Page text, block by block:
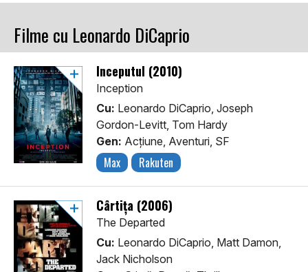
Filme cu Leonardo DiCaprio
Începutul (2010)
Inception
Cu: Leonardo DiCaprio, Joseph
Gordon-Levitt, Tom Hardy
Gen: Acţiune, Aventuri, SF
Max Rakuten
Cârtița (2006)
The Departed
Cu: Leonardo DiCaprio, Matt Damon,
Jack Nicholson